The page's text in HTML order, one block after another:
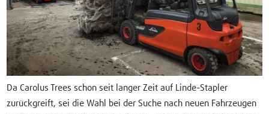
Da Carolus Trees schon seit langer Zeit auf Linde-Stapler
zurückgreift, sei die Wahl bei der Suche nach neuen Fahrzeugen